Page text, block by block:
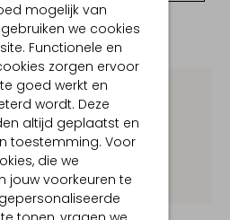
mogelijk van
we cookies
Functionele en
zorgen ervoor
goed werkt en
wordt. Deze
altijd geplaatst en
toestemming. Voor
die we
jouw voorkeuren te
onze 19 boutiques
€ 100,-
30 dagen